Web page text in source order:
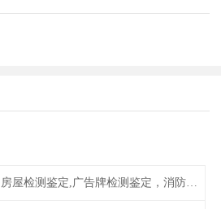
房屋检测鉴定,广告牌检测鉴定，消防检测